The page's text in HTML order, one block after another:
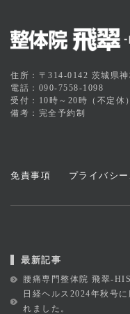
住所：〒314-0142 茨城県
電話：090-7558-1098
受付：10時～20時（不定休）
備考：完全予約制
免責事項 プライバシ
最新記事
腰痛専門整体院 飛翠-
日経ヘルス2024年秋号
れました。